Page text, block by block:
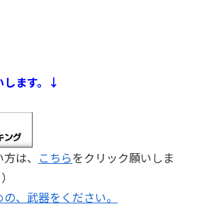
します。↓
は、 こちらをクリック願いしま
、武器をください。